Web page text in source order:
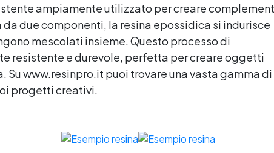
ampiamente utilizzato per creare
due componenti, la resina epossidica si indurisce
mescolati insieme. Questo processo di
resistente e durevole, perfetta per creare oggetti
Su www.resinpro.it puoi trovare una vasta gamma di
progetti creativi.